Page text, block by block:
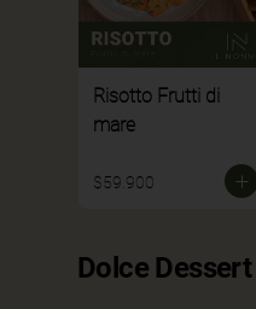
Risotto Frutti di
mare
$59.900
Dolce Dessert